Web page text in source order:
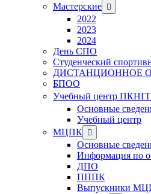
Мастерские Show
sub
2022
2023
2024
День СПО
Студенческий
ДИСТАНЦИОННОЕ
БПОО
Учебный центр
Основные
Учебный центр
МЦПК Show
sub
menu
Основные
Информация по
ДПО
ПППК
Выпускники